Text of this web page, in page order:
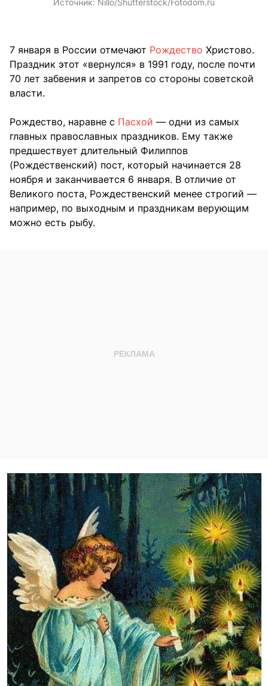
Источник: Nillo/Shutterstock/Fotodom.ru
7 января в России отмечают Рождество Христово.
Праздник этот «вернулся» в 1991 году, после почти
70 лет забвения и запретов со стороны советской
власти.
Рождество, наравне с Пасхой — одни из самых
главных православных праздников. Ему также
предшествует длительный Филиппов
(Рождественский) пост, который начинается 28
ноября и заканчивается 6 января. В отличие от
Великого поста, Рождественский менее строгий —
например, по выходным и праздникам верующим
можно есть рыбу.